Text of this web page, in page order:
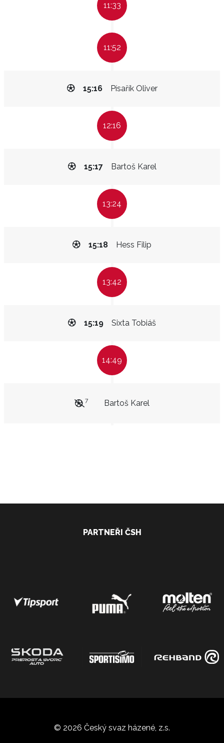
11:33
11:52
Písařík Oliver
15:16
12:16
Bartoš Karel
15:17
13:24
Hess Filip
15:18
13:42
Sixta Tobiáš
15:19
14:49
Bartoš Karel
7
PARTNEŘI ČSH
© 2026 Český svaz házené, z.s.